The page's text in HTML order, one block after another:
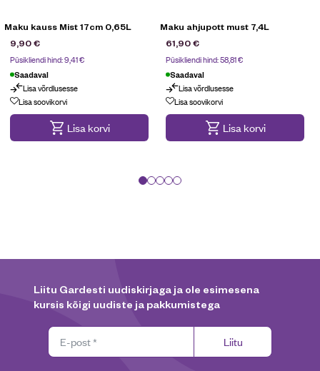
Maku kauss Mist 17cm 0,65L
9,90€
Püsikliendi hind:9,41€
Saadaval
Lisa võrdlusesse
Lisa soovikorvi
Lisa korvi
Maku ahjupott must 7,4L
61,90€
Püsikliendi hind:58,81€
Saadaval
Lisa võrdlusesse
Lisa soovikorvi
Lisa korvi
Liitu Gardesti uudiskirjaga ja ole esimesena
kursis kõigi uudiste ja pakkumistega
Liitu